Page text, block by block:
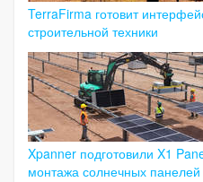
TerraFirma готовит
строительной техники
Xpanner подготовили X1
монтажа солнечных панелей